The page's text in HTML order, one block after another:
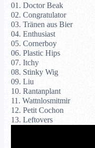
01. Doctor Beak
02. Congratulator
03. Tränen aus Bier
04. Enthusiast
05. Cornerboy
06. Plastic Hips
07. Itchy
08. Stinky Wig
09. Liu
10. Rantanplant
11. Wattnlosmitmir
12. Petit Cochon
13. Leftovers